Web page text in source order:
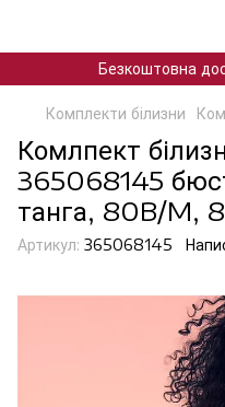
Безкоштовна
Комплекти білизни
Комлпект
365068145
танга, 80B/M,
Артикул: 365068145